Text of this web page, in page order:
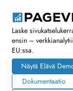
Laske
ensin –
EU:ssa.
Näytä Elävä
Dokumentaatio